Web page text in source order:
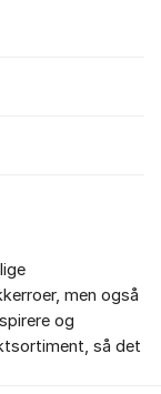
men også
og
så det